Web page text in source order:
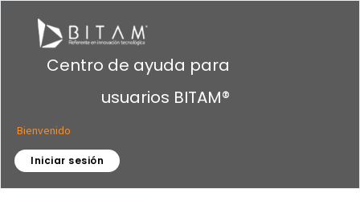
Centro de ayuda para
usuarios BITAM®
Bienvenido
Iniciar sesión